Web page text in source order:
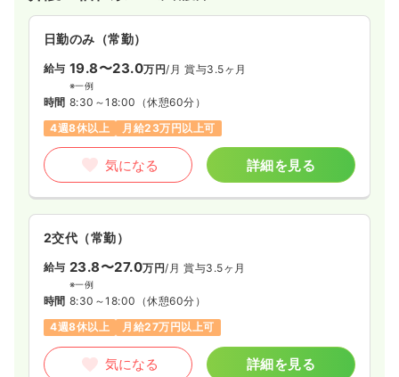
日勤のみ（常勤）
給与 19.8〜23.0万円/月 賞与3.5ヶ月
※一例
時間 8:30～18:00 （休憩60分）
4週8休以上
月給23万円以上可
気になる 詳細を見る
2交代（常勤）
給与 23.8〜27.0万円/月 賞与3.5ヶ月
※一例
時間 8:30～18:00 （休憩60分）
4週8休以上
月給27万円以上可
気になる 詳細を見る